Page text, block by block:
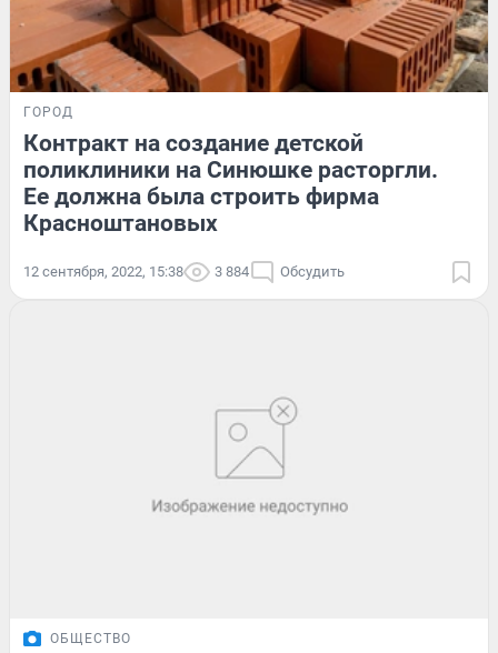
ГОРОД
Контракт на создание детской
поликлиники на Синюшке расторгли.
Ее должна была строить фирма
Красноштановых
12 сентября, 2022, 15:38 3 884 Обсудить
ОБЩЕСТВО